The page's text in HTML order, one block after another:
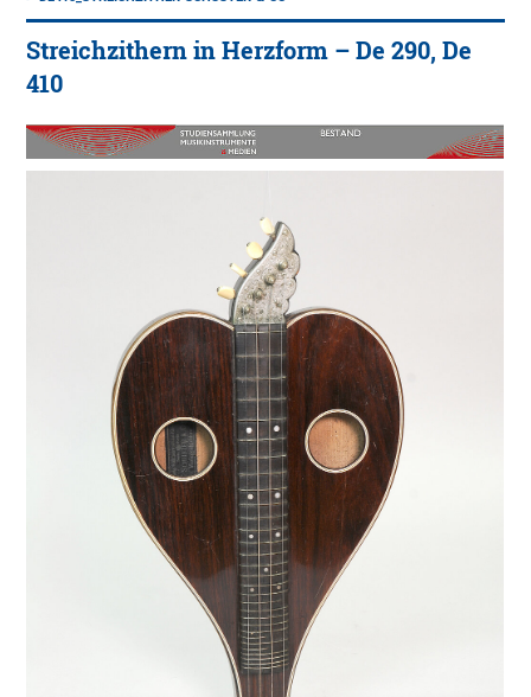
Streichzithern in Herzform – De 290, De
410